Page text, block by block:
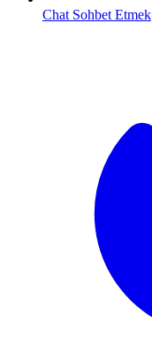
Chat Sohbet Etmek